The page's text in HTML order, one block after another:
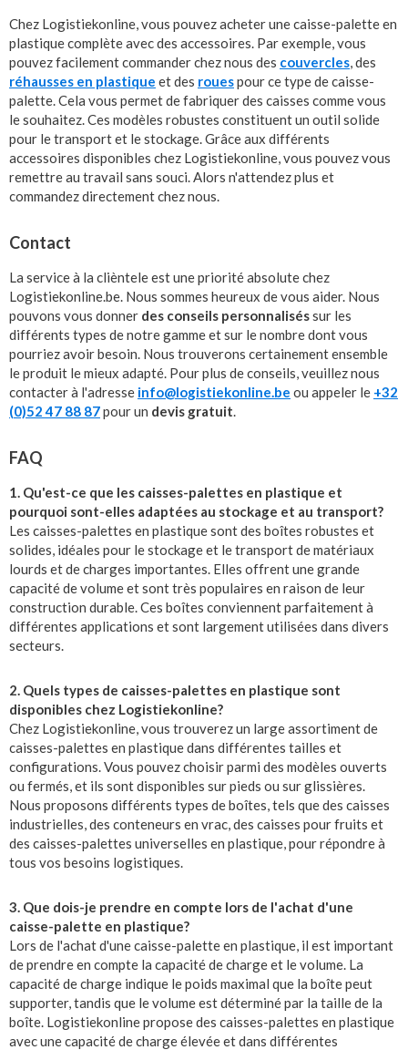
Chez Logistiekonline, vous pouvez acheter une caisse-palette en
plastique complète avec des accessoires. Par exemple, vous
pouvez facilement commander chez nous des couvercles , des
réhausses en plastique et des rouespour ce type de caisse-
palette. Cela vous permet de fabriquer des caisses comme vous
le souhaitez. Ces modèles robustes constituent un outil solide
pour le transport et le stockage. Grâce aux différents
accessoires disponibles chez Logistiekonline, vous pouvez vous
remettre au travail sans souci. Alors n'attendez plus et
commandez directement chez nous.
Contact
La service à la clièntele est une priorité absolute chez
Logistiekonline.be. Nous sommes heureux de vous aider. Nous
pouvons vous donner des conseils personnaliséssur les
différents types de notre gamme et sur le nombre dont vous
pourriez avoir besoin. Nous trouverons certainement ensemble
le produit le mieux adapté. Pour plus de conseils, veuillez nous
contacter à l'adresse info@logistiekonline.be ou appeler le +32
(0)52 47 88 87pour un devis gratuit
FAQ
1. Qu'est-ce que les caisses-palettes en plastique et
pourquoi sont-elles adaptées au stockage et au transport?
Les caisses-palettes en plastique sont des boîtes robustes et
solides, idéales pour le stockage et le transport de matériaux
lourds et de charges importantes. Elles offrent une grande
capacité de volume et sont très populaires en raison de leur
construction durable. Ces boîtes conviennent parfaitement à
différentes applications et sont largement utilisées dans divers
secteurs.
2. Quels types de caisses-palettes en plastique sont
disponibles chez Logistiekonline?
Chez Logistiekonline, vous trouverez un large assortiment de
caisses-palettes en plastique dans différentes tailles et
configurations. Vous pouvez choisir parmi des modèles ouverts
ou fermés, et ils sont disponibles sur pieds ou sur glissières.
Nous proposons différents types de boîtes, tels que des caisses
industrielles, des conteneurs en vrac, des caisses pour fruits et
des caisses-palettes universelles en plastique, pour répondre à
tous vos besoins logistiques.
3. Que dois-je prendre en compte lors de l'achat d'une
caisse-palette en plastique?
Lors de l'achat d'une caisse-palette en plastique, il est important
de prendre en compte la capacité de charge et le volume. La
capacité de charge indique le poids maximal que la boîte peut
supporter, tandis que le volume est déterminé par la taille de la
boîte. Logistiekonline propose des caisses-palettes en plastique
avec une capacité de charge élevée et dans différentes